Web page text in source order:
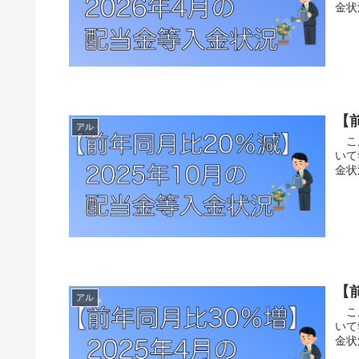
金
アル
こ
い
金
アル
こ
い
金